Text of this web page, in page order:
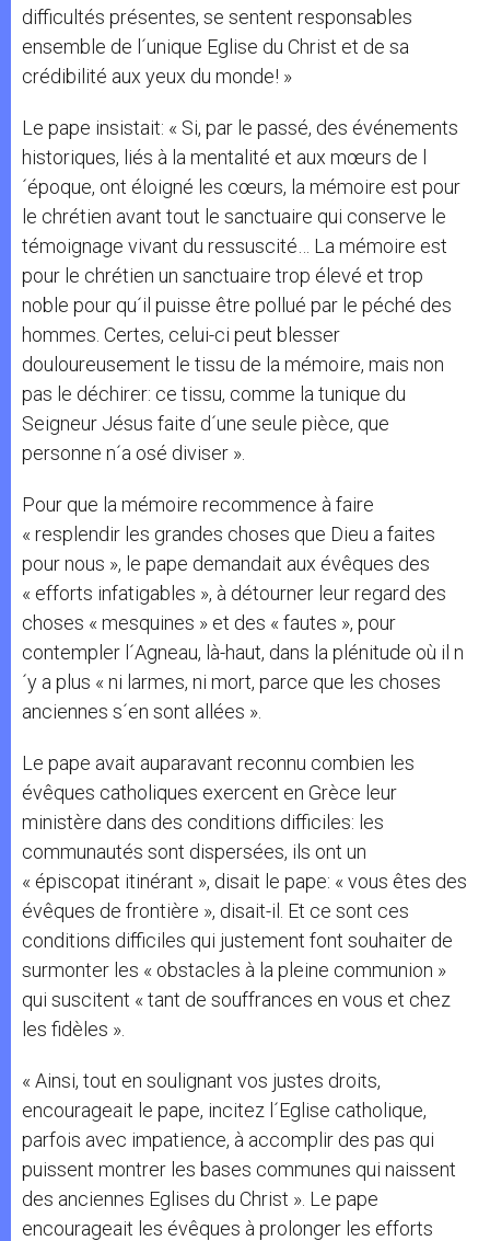
difficultés présentes, se sentent responsables
ensemble de l´unique Eglise du Christ et de sa
crédibilité aux yeux du monde! »
Le pape insistait: « Si, par le passé, des événements
historiques, liés à la mentalité et aux mœurs de l
´époque, ont éloigné les cœurs, la mémoire est pour
le chrétien avant tout le sanctuaire qui conserve le
témoignage vivant du ressuscité… La mémoire est
pour le chrétien un sanctuaire trop élevé et trop
noble pour qu´il puisse être pollué par le péché des
hommes. Certes, celui-ci peut blesser
douloureusement le tissu de la mémoire, mais non
pas le déchirer: ce tissu, comme la tunique du
Seigneur Jésus faite d´une seule pièce, que
personne n´a osé diviser ».
Pour que la mémoire recommence à faire
« resplendir les grandes choses que Dieu a faites
pour nous », le pape demandait aux évêques des
« efforts infatigables », à détourner leur regard des
choses « mesquines » et des « fautes », pour
contempler l´Agneau, là-haut, dans la plénitude où il n
´y a plus « ni larmes, ni mort, parce que les choses
anciennes s´en sont allées ».
Le pape avait auparavant reconnu combien les
évêques catholiques exercent en Grèce leur
ministère dans des conditions difficiles: les
communautés sont dispersées, ils ont un
« épiscopat itinérant », disait le pape: « vous êtes des
évêques de frontière », disait-il. Et ce sont ces
conditions difficiles qui justement font souhaiter de
surmonter les « obstacles à la pleine communion »
qui suscitent « tant de souffrances en vous et chez
les fidèles ».
« Ainsi, tout en soulignant vos justes droits,
encourageait le pape, incitez l´Eglise catholique,
parfois avec impatience, à accomplir des pas qui
puissent montrer les bases communes qui naissent
des anciennes Eglises du Christ ». Le pape
encourageait les évêques à prolonger les efforts